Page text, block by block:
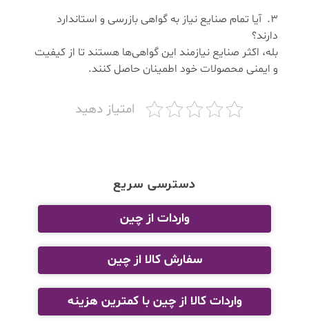
آیا تمام صنایع نیاز به گواهی بازرسی و استاندارد
دارند؟
بله، اکثر صنایع نیازمند این گواهی‌ها هستند تا از کیفیت
و ایمنی محصولات خود اطمینان حاصل کنند.
امتیاز دهید
دسترسی سریع
واردات از چین
سفارش کالا از چین
واردات کالا از چین با کمترین هزینه